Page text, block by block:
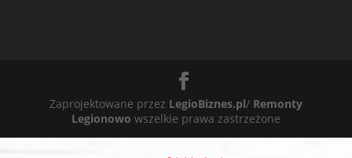
Zaprojektowane przez LegioBiznes.pl/ Remonty
Legionowo wszelkie prawa zastrzeżone